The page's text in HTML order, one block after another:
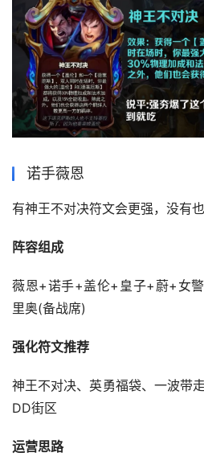
诺手薇恩
有神王不对决符文会更强，没有
阵容组成
薇恩+诺手+盖伦+皇子+蔚+女
里奥(备战席)
强化符文推荐
神王不对决、英勇福袋、一波带
DD街区
运营思路